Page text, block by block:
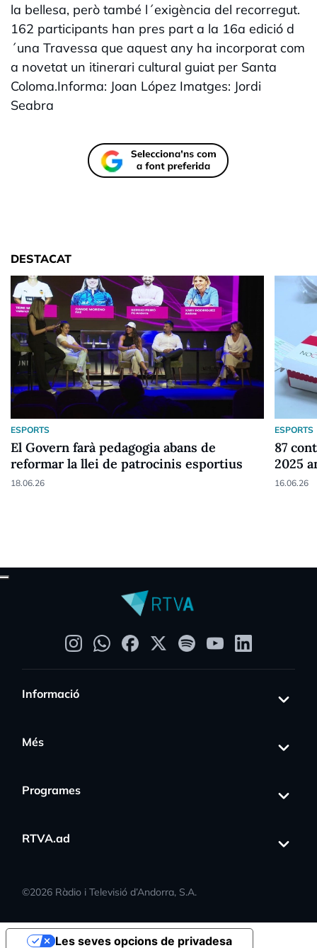
la bellesa, però també l´exigència del recorregut.
162 participants han pres part a la 16a edició d
´una Travessa que aquest any ha incorporat com
a novetat un itinerari cultural guiat per Santa
Coloma.Informa: Joan López Imatges: Jordi
Seabra
DESTACAT
ESPORTS
El Govern farà pedagogia abans de
reformar la llei de patrocinis esportius
18.06.26
ESPORTS
87
2025
16.06.26
Informació
Més
Programes
RTVA.ad
©2026 Ràdio i Televisió d’Andorra, S.A.
Les seves opcions de privadesa